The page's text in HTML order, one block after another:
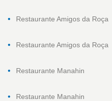
Restaurante Amigos da Roça
Restaurante Amigos da Roça
Restaurante Manahin
Restaurante Manahin